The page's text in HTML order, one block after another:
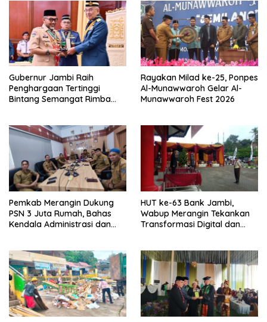
Gubernur Jambi Raih
Penghargaan Tertinggi
Bintang Semangat Rimba
Rayakan Milad ke-25, Ponpes
Al-Munawwaroh Gelar Al-
Munawwaroh Fest 2026
Pemkab Merangin Dukung
PSN 3 Juta Rumah, Bahas
Kendala Administrasi dan
HUT ke-63 Bank Jambi,
Wabup Merangin Tekankan
Transformasi Digital dan